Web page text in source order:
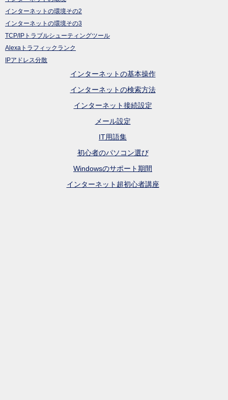
インターネットの環境その2
インターネットの環境その3
TCP/IPトラブルシューティングツール
Alexaトラフィックランク
IPアドレス分散
インターネットの基本操作
インターネットの検索方法
インターネット接続設定
メール設定
IT用語集
初心者のパソコン選び
Windowsのサポート期間
インターネット超初心者講座